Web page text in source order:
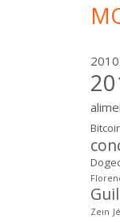
2010
Zein